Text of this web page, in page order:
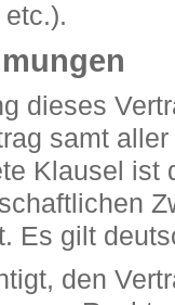
dieses
samt
Klausel ist
Es gilt
den